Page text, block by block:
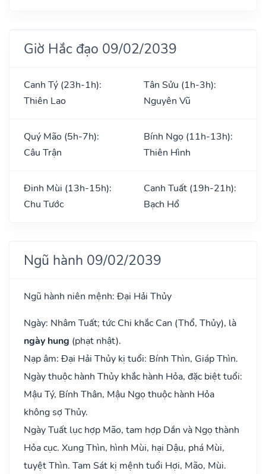
Giờ Hắc đạo 09/02/2039
Canh Tý (23h-1h):
Thiên Lao
Tân Sửu (1h-3h):
Nguyên Vũ
Quý Mão (5h-7h):
Câu Trận
Bính Ngọ (11h-13h):
Thiên Hình
Đinh Mùi (13h-15h):
Chu Tước
Canh Tuất (19h-21h):
Bạch Hổ
Ngũ hành 09/02/2039
Ngũ hành niên mệnh: Đại Hải Thủy
Ngày: Nhâm Tuất; tức Chi khắc Can (Thổ, Thủy), là
ngày hung (phạt nhật).
Nạp âm: Đại Hải Thủy kị tuổi: Bính Thìn, Giáp Thìn.
Ngày thuộc hành Thủy khắc hành Hỏa, đặc biệt tuổi:
Mậu Tý, Bính Thân, Mậu Ngọ thuộc hành Hỏa
không sợ Thủy.
Ngày Tuất lục hợp Mão, tam hợp Dần và Ngọ thành
Hỏa cục. Xung Thìn, hình Mùi, hại Dậu, phá Mùi,
tuyệt Thìn. Tam Sát kị mệnh tuổi Hợi, Mão, Mùi.